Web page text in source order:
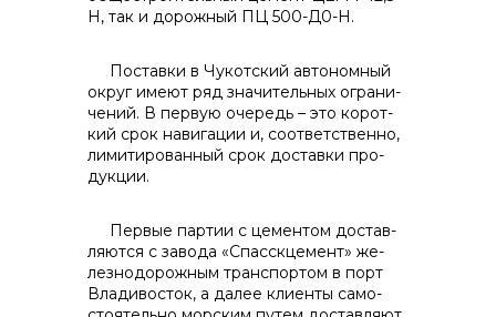
контакты отдела закупок
Контакты
Н, так и дорожный ПЦ 500-Д0-Н.
Поставки в Чукотский автономный
округ имеют ряд значительных ограни­
чений. В первую очередь – это корот­
кий срок навигации и, соответственно,
лимитированный срок доставки про­
дукции.
Первые партии с цементом достав­
ляются с завода «Спасскцемент» же­
лезнодорожным транспортом в порт
Владивосток, а далее клиенты само­